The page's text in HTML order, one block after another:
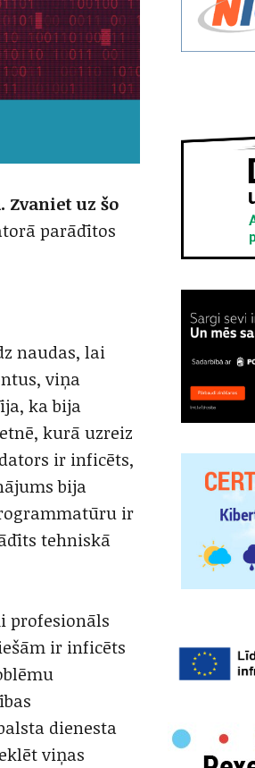
Zvaniet uz šo
parādītos
naudas, lai
viņa
ka bija
kurā uzreiz
ir inficēts,
bija
ir
tehniskā
profesionāls
ir inficēts
dienesta
viņas